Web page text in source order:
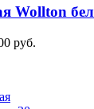
Wollton
руб.